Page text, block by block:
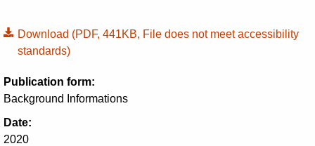
Download (PDF, 441KB, File does not meet accessibility
standards)
Publication form:
Background Informations
Date:
2020